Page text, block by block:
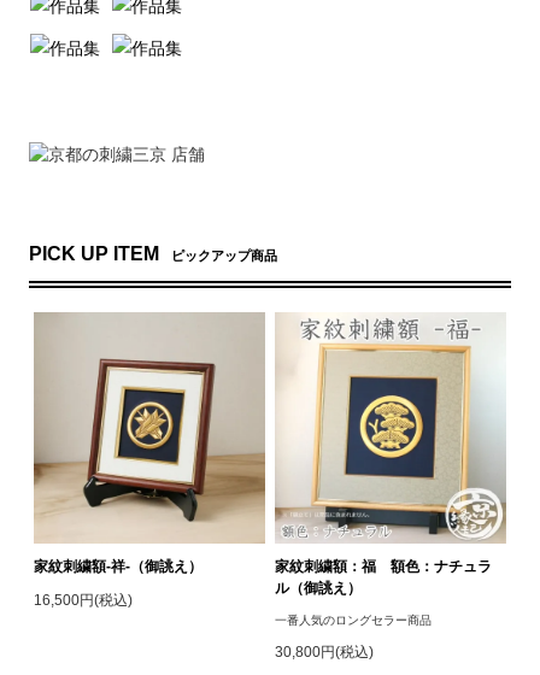
PICK UP ITEM ピックアップ商品
家紋刺繍額-祥-（御誂え）
16,500円(税込)
家紋刺繍額：福 額色：ナチュラ
ル（御誂え）
一番人気のロングセラー商品
30,800円(税込)